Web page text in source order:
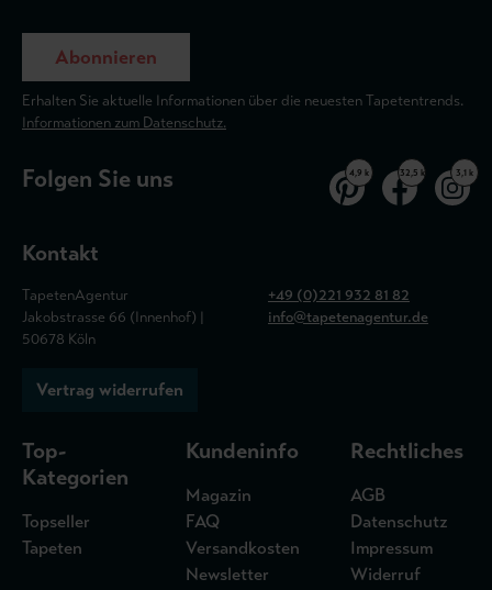
Abonnieren
Erhalten Sie aktuelle Informationen über die neuesten Tapetentrends.
Informationen zum Datenschutz.
Folgen Sie uns 4,9 k 32,5 k 3,1 k
Kontakt
TapetenAgentur
Jakobstrasse 66 (Innenhof) |
50678 Köln
+49 (0)221 932 81 82
info@tapetenagentur.de
Vertrag widerrufen
Top-
Kategorien
Topseller
Tapeten
Kundeninfo
Magazin
FAQ
Versandkosten
Newsletter
Rechtliches
AGB
Datenschutz
Impressum
Widerruf